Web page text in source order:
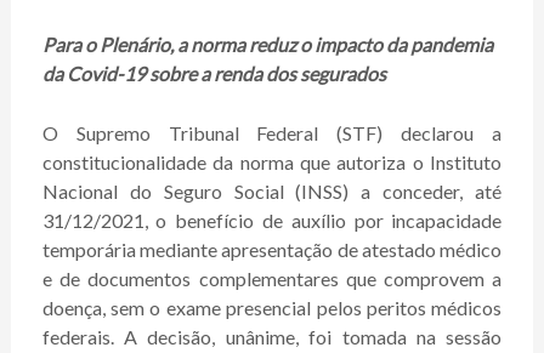
Para o Plenário, a norma reduz o impacto da pandemia
da Covid-19 sobre a renda dos segurados
O Supremo Tribunal Federal (STF) declarou a
constitucionalidade da norma que autoriza o Instituto
Nacional do Seguro Social (INSS) a conceder, até
31/12/2021, o benefício de auxílio por incapacidade
temporária mediante apresentação de atestado médico
e de documentos complementares que comprovem a
doença, sem o exame presencial pelos peritos médicos
federais. A decisão, unânime, foi tomada na sessão